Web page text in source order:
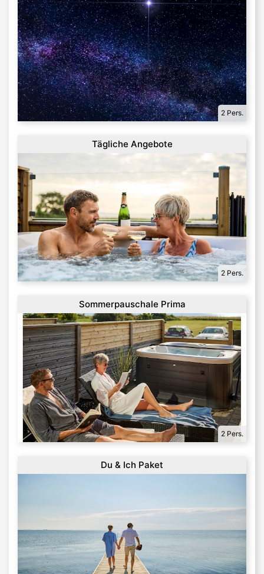
2 Pers.
Tägliche Angebote
2 Pers.
Sommerpauschale Prima
2 Pers.
Du & Ich Paket